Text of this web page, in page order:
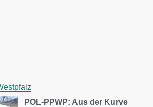
POL-PPWP: Aus der Kurve